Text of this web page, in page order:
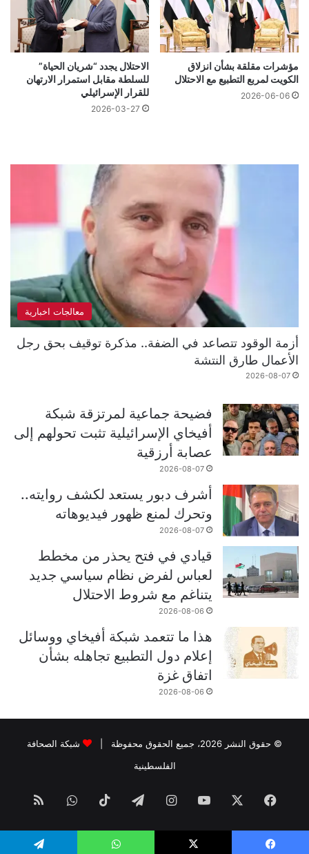
مؤشرات مقلقة بشأن انزلاق
الكويت لمربع التطبيع مع الاحتلال
2026-06-06
الاحتلال يجدد “شريان الحياة”
للسلطة مقابل استمرار الارتهان
للقرار الإسرائيلي
2026-03-27
معالجات اخبارية
أزمة الوقود تتصاعد في الضفة.. مذكرة توقيف بحق رجل
الأعمال طارق النتشة
2026-08-07
فضيحة جماعية لمرتزقة شبكة
أفيخاي الإسرائيلية تثبت تحولهم إلى
عصابة أرزقية
2026-08-07
أشرف دبور يستعد لكشف روايته..
وتحرك لمنع ظهور فيديوهاته
2026-08-07
قيادي في فتح يحذر من مخطط
لعباس لفرض نظام سياسي جديد
يتناغم مع شروط الاحتلال
2026-08-06
هذا ما تتعمد شبكة أفيخاي ووسائل
إعلام دول التطبيع تجاهله بشأن
اتفاق غزة
2026-08-06
© حقوق النشر 2026، جميع الحقوق محفوظة |
شبكة الصحافة
الفلسطينية
فيسبوك ‫YouTubeانستقرامتيلقرام ‫TikTokواتسابملخص
الموقع